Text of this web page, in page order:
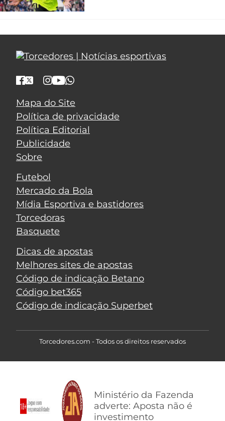
Mapa do Site
Política de privacidade
Política Editorial
Publicidade
Sobre
Futebol
Mercado da Bola
Mídia Esportiva e bastidores
Torcedoras
Basquete
Dicas de apostas
Melhores sites de apostas
Código de indicação Betano
Código bet365
Código de indicação Superbet
Torcedores.com - Todos os direitos reservados
Ministério da Fazenda
adverte: Aposta não é
investimento